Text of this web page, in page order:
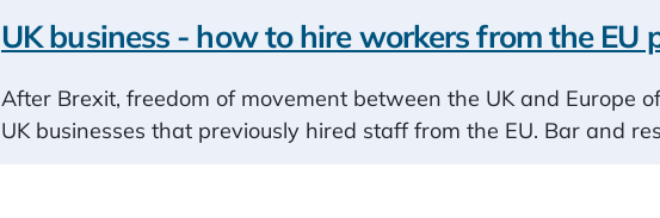
UK business - how to hire workers from the EU
After Brexit, freedom of movement between the UK and Europe
UK businesses that previously hired staff from the EU. Bar and